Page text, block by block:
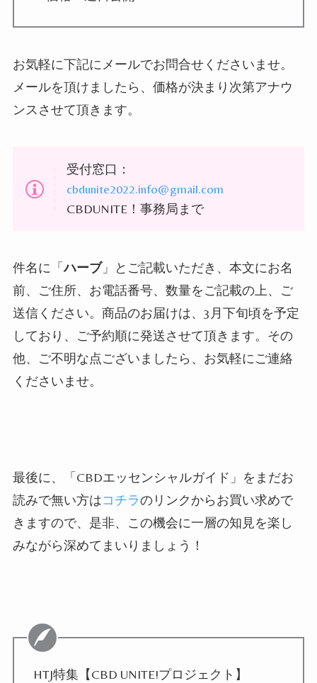
お気軽に下記にメールでお問合せくださいませ。
メールを頂けましたら、価格が決まり次第アナウ
ンスさせて頂きます。
受付窓口：
cbdunite2022.info@gmail.com
CBDUNITE！事務局まで
件名に「ハーブ」とご記載いただき、本文にお名
前、ご住所、お電話番号、数量をご記載の上、ご
送信ください。商品のお届けは、3月下旬頃を予定
しており、ご予約順に発送させて頂きます。その
他、ご不明な点ございましたら、お気軽にご連絡
くださいませ。
最後に、「CBDエッセンシャルガイド」をまだお
読みで無い方はコチラのリンクからお買い求めで
きますので、是非、この機会に一層の知見を楽し
みながら深めてまいりましょう！
HTJ特集【CBD UNITE!プロジェクト】